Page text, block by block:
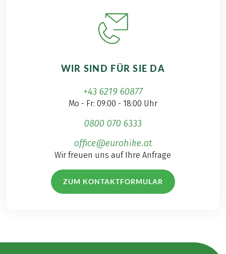
WIR SIND FÜR SIE DA
+43 6219 60877
Mo - Fr: 09:00 - 18:00 Uhr
0800 070 6333
office@eurohike.at
Wir freuen uns auf Ihre Anfrage
ZUM KONTAKTFORMULAR